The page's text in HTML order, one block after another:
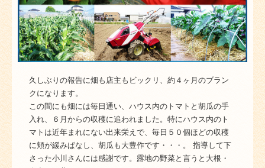
久しぶりの報告に畑も店主もビックリ、約４ヶ月のブラン
クになります。
この間にも畑には毎日通い、ハウス内のトマトと胡瓜の手
入れ、６月からの収穫に追われました。特にハウス内のト
マトは近年まれにない出来栄えで、毎日５０個ほどの収穫
に頬が緩みぱなし、胡瓜も大豊作です・・・。 指導して下
さった小川さんには感謝です。露地の野菜と言うと大根・